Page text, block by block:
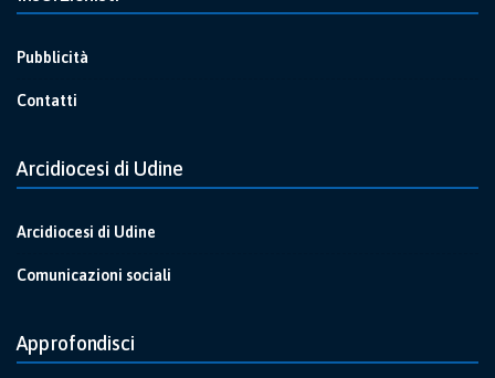
Pubblicità
Contatti
Arcidiocesi di Udine
Arcidiocesi di Udine
Comunicazioni sociali
Approfondisci